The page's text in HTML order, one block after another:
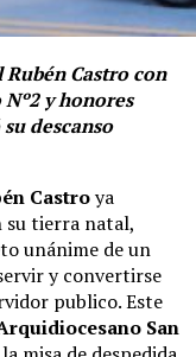
Castro con
y honores
descanso
Castroya
su tierra natal,
unánime de un
y convertirse
publico. Este
San